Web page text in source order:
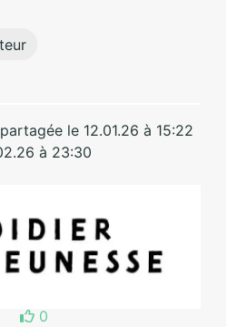
le 12.01.26 à 15:22
à 23:30
0